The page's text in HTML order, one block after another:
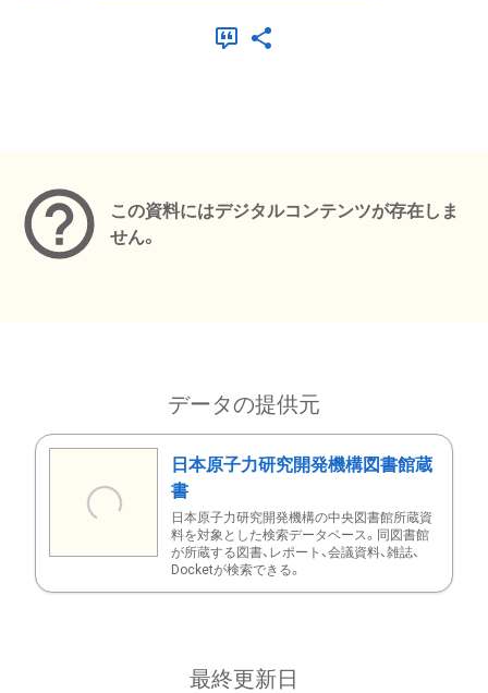
この資料にはデジタルコンテンツが存在しま
せん。
データの提供元
日本原子力研究開発機構図書館蔵
書
日本原子力研究開発機構の中央図書館所蔵資
料を対象とした検索データベース。同図書館
が所蔵する図書、レポート、会議資料、雑誌、
Docketが検索できる。
最終更新日